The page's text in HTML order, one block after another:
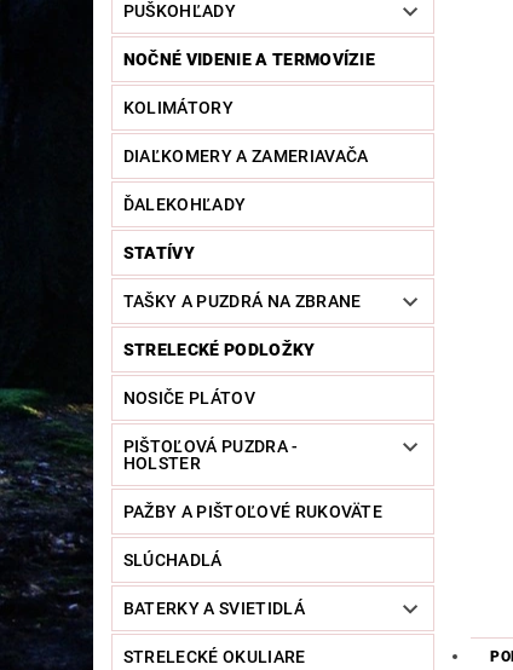
PUŠKOHĽADY
NOČNÉ VIDENIE A TERMOVÍZIE
KOLIMÁTORY
DIAĽKOMERY A ZAMERIAVAČA
ĎALEKOHĽADY
STATÍVY
TAŠKY A PUZDRÁ NA ZBRANE
STRELECKÉ PODLOŽKY
NOSIČE PLÁTOV
PIŠTOĽOVÁ PUZDRA -
HOLSTER
PAŽBY A PIŠTOĽOVÉ RUKOVÄTE
SLÚCHADLÁ
BATERKY A SVIETIDLÁ
STRELECKÉ OKULIARE